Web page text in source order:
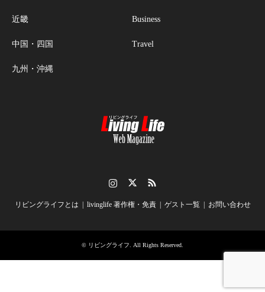
近畿
中国・四国
九州・沖縄
Business
Travel
リビングライフとは livinglife 著作権・免責 ゲスト一覧 お問い合わせ
© リビングライフ . All Rights Reserved.